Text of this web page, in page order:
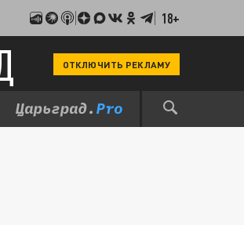
18+
ОТКЛЮЧИТЬ РЕКЛАМУ